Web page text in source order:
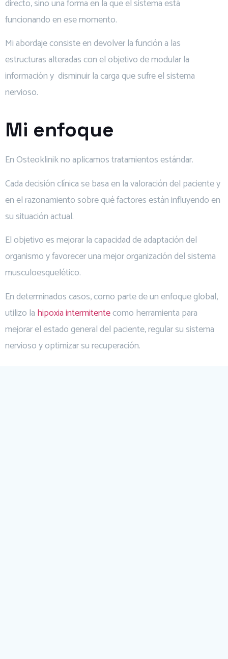
directo, sino una forma en la que el sistema está
funcionando en ese momento.
Mi abordaje consiste en devolver la función a las
estructuras alteradas con el objetivo de modular la
información y disminuir la carga que sufre el sistema
nervioso.
Mi enfoque
En Osteoklinik no aplicamos tratamientos estándar.
Cada decisión clínica se basa en la valoración del paciente y
en el razonamiento sobre qué factores están influyendo en
su situación actual.
El objetivo es mejorar la capacidad de adaptación del
organismo y favorecer una mejor organización del sistema
musculoesquelético.
En determinados casos, como parte de un enfoque global,
utilizo la hipoxia intermitentecomo herramienta para
mejorar el estado general del paciente, regular su sistema
nervioso y optimizar su recuperación.